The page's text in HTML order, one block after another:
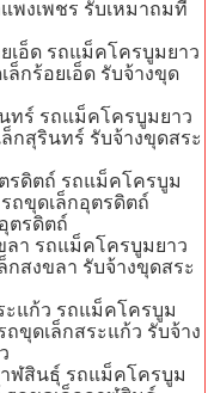
พงเพชร รับเหมาถมที่
เอ็ด รถแม็คโครบูมยาว
ล็กร้อยเอ็ด รับจ้างขุด
ทร์ รถแม็คโครบูมยาว
กสุรินทร์ รับจ้างขุดสระ
รดิตถ์ รถแม็คโครบูม
ถขุดเล็กอุตรดิตถ์
ตรดิตถ์
ลา รถแม็คโครบูมยาว
สงขลา รับจ้างขุดสระ
ะแก้ว รถแม็คโครบูม
ขุดเล็กสระแก้ว รับจ้าง
ฬสินธุ์ รถแม็คโครบูม